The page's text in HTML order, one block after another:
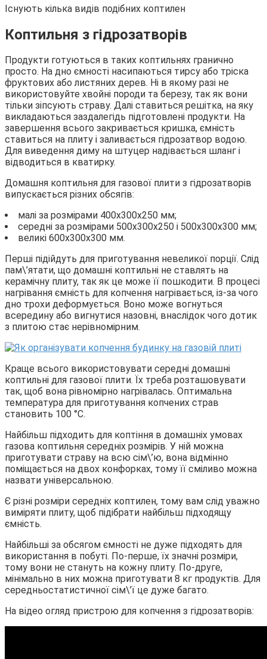
Існують кілька видів подібних коптилен
Коптильня з гідрозатворів
Продукти готуються в таких коптильнях гранично
просто. На дно ємності насипаються тирсу або тріска
фруктових або листяних дерев. Ні в якому разі не
використовуйте хвойні породи та березу, так як вони
тільки зіпсують страву. Далі ставиться решітка, на яку
викладаються заздалегідь підготовлені продукти. На
завершення всього закривається кришка, ємність
ставиться на плиту і заливається гідрозатвор водою.
Для виведення диму на штуцер надівається шланг і
відводиться в кватирку.
Домашня коптильня для газової плити з гідрозатворів
випускається різних обсягів:
малі за розмірами 400x300x250 мм;
середні за розмірами 500x300x250 і 500x300x300 мм;
великі 600x300x300 мм.
Перші підійдуть для приготування невеликої порції. Слід
пам\’ятати, що домашні коптильні не ставлять на
керамічну плиту, так як це може її пошкодити. В процесі
нагрівання ємність для копчення нагрівається, із-за чого
дно трохи деформується. Воно може вогнуться
всередину або вигнутися назовні, внаслідок чого дотик
з плитою стає нерівномірним.
Краще всього використовувати середні домашні
коптильні для газової плити. Їх треба розташовувати
так, щоб вона рівномірно нагрівалась. Оптимальна
температура для приготування копчених страв
становить 100 °С.
Найбільш підходить для коптіння в домашніх умовах
газова коптильня середніх розмірів. У ній можна
приготувати страву на всю сім\’ю, вона відмінно
поміщається на двох конфорках, тому її сміливо можна
назвати універсальною.
Є різні розміри середніх коптилен, тому вам слід уважно
виміряти плиту, щоб підібрати найбільш підходящу
ємність.
Найбільші за обсягом ємності не дуже підходять для
використання в побуті. По-перше, їх значні розміри,
тому вони не стануть на кожну плиту. По-друге,
мінімально в них можна приготувати 8 кг продуктів. Для
середньостатистичної сім\’ї це дуже багато.
На відео огляд пристрою для копчення з гідрозатворів: